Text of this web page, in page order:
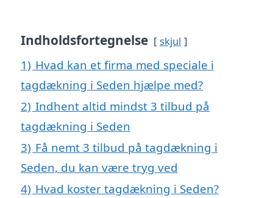
Indholdsfortegnelse skjul
1) Hvad kan et firma med speciale i
tagdækning i Seden hjælpe med?
2) Indhent altid mindst 3 tilbud på
tagdækning i Seden
3) Få nemt 3 tilbud på tagdækning i
Seden, du kan være tryg ved
4) Hvad koster tagdækning i Seden?